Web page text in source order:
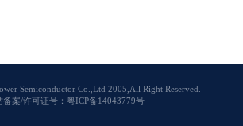
Semiconductor Co.,Ltd 2005,All Right Reserved.
备案/许可证号：粤ICP备14043779号